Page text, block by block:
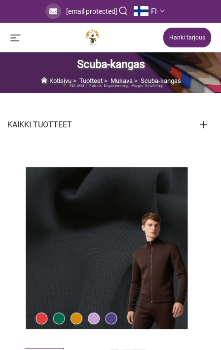
[email protected] FI
Hanki tarjous
Scuba-kangas
Kotisivu> Tuotteet> Mukava> Scuba-kangas
KAIKKI TUOTTEET